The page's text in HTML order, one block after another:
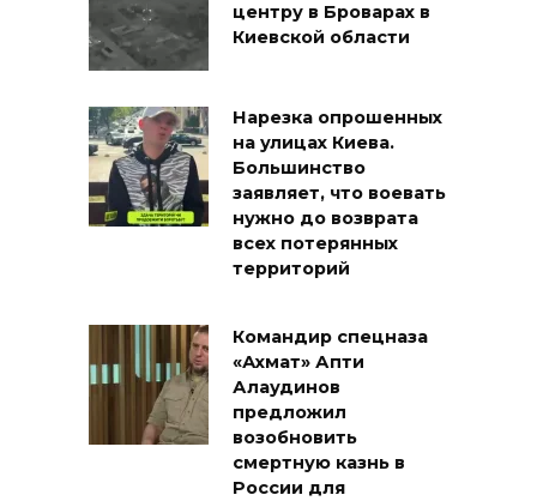
центру в Броварах в
Киевской области
Нарезка опрошенных
на улицах Киева.
Большинство
заявляет, что воевать
нужно до возврата
всех потерянных
территорий
Командир спецназа
«Ахмат» Апти
Алаудинов
предложил
возобновить
смертную казнь в
России для